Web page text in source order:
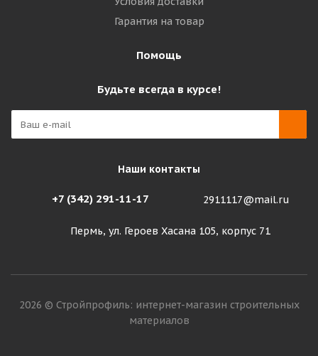
Гарантия на товар
Помощь
Будьте всегда в курсе!
Наши контакты
+7 (342) 291-11-17 2911117@mail.ru
Пермь, ул. Героев Хасана 105, корпус 71
2026 © Стройпрофиль: интернет-магазин строительных
материалов